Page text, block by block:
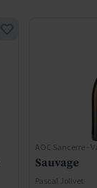
AOC Sancerre -
Sauvage
Pascal Jolivet